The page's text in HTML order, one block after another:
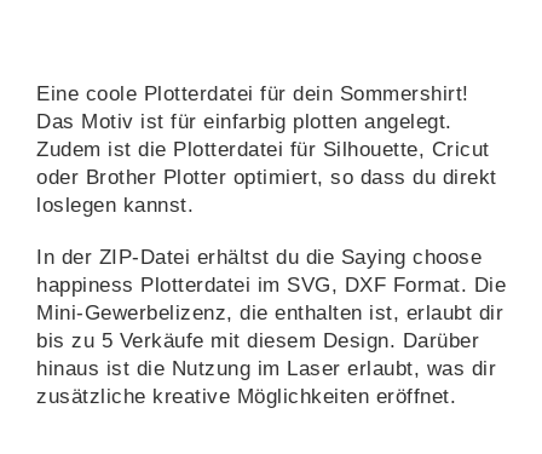
Eine coole Plotterdatei für dein Sommershirt!
Das Motiv ist für einfarbig plotten angelegt.
Zudem ist die Plotterdatei für Silhouette, Cricut
oder Brother Plotter optimiert, so dass du direkt
loslegen kannst.
In der ZIP-Datei erhältst du die Saying choose
happiness Plotterdatei im SVG, DXF Format. Die
Mini-Gewerbelizenz, die enthalten ist, erlaubt dir
bis zu 5 Verkäufe mit diesem Design. Darüber
hinaus ist die Nutzung im Laser erlaubt, was dir
zusätzliche kreative Möglichkeiten eröffnet.